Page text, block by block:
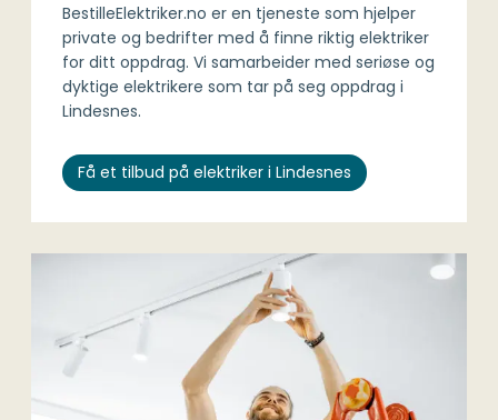
BestilleElektriker.no er en tjeneste som hjelper
private og bedrifter med å finne riktig elektriker
for ditt oppdrag. Vi samarbeider med seriøse og
dyktige elektrikere som tar på seg oppdrag i
Lindesnes.
Få et tilbud på elektriker i Lindesnes